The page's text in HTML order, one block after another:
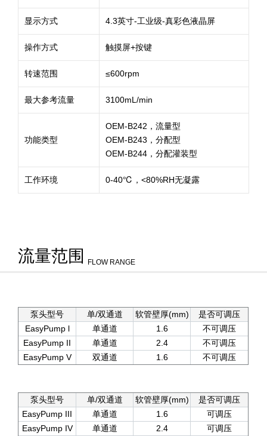
显示方式 4.3英寸-工业级-真彩色液晶屏
操作方式 触摸屏+按键
转速范围 ≤600rpm
最大参考流量 3100mL/min
功能类型
OEM-B242，流量型
OEM-B243，分配型
OEM-B244，分配灌装型
工作环境 0-40℃，<80%RH无凝露
流量范围 FLOW RANGE
泵头型号 单/双通道 软管壁厚(mm)
是否可调压
EasyPump l
单通道 1.6
不可调压
EasyPump II
单通道 2.4
不可调压
EasyPump V
双通道 1.6 不可调压
泵头型号 单/双通道 软管壁厚(mm)
是否可调压
EasyPump III
单通道 1.6
可调压
EasyPump IV
单通道 2.4 可调压